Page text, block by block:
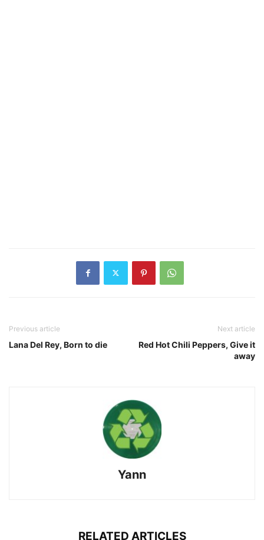
Previous article
Lana Del Rey, Born to die
Next article
Red Hot Chili Peppers, Give it
away
Yann
RELATED ARTICLES